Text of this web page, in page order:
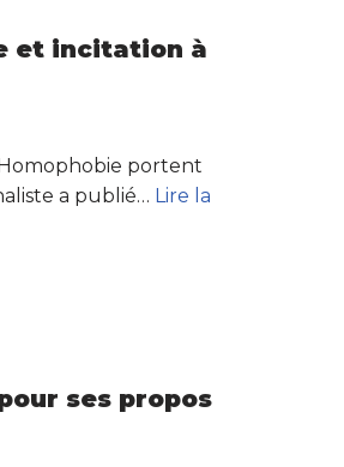
et incitation à
portent
a publié… Lire la
ses propos